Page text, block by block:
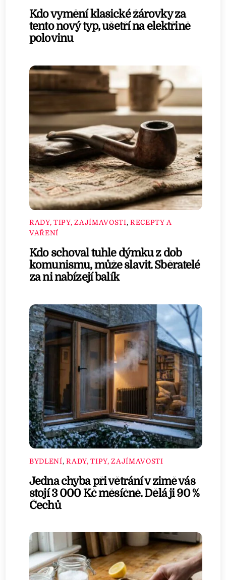
Kdo vymění klasické žárovky za
tento nový typ, ušetří na elektřině
polovinu
RADY, TIPY, ZAJÍMAVOSTI, RECEPTY A
VAŘENÍ
Kdo schoval tuhle dýmku z dob
komunismu, může slavit. Sběratelé
za ni nabízejí balík
BYDLENÍ,RADY, TIPY, ZAJÍMAVOSTI
Jedna chyba při větrání v zimě vás
stojí 3 000 Kč měsíčně. Dělá ji 90 %
Čechů